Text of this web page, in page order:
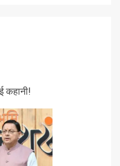
कहानी!